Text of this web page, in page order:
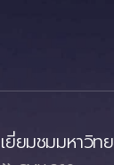
เยี่ยมชมมหาวิท